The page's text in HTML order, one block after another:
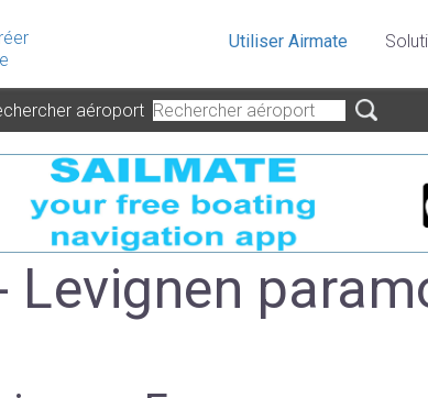
Utiliser Airmate
aéroport
Levignen